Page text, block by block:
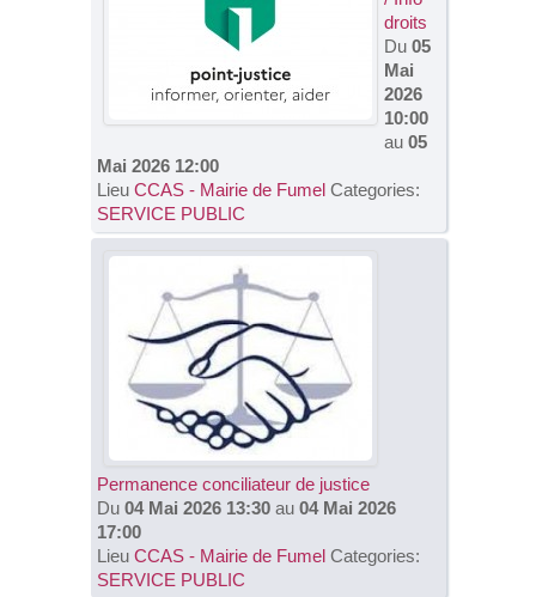
droits
Du 05
Mai
2026
10:00
au 05
Mai 2026 12:00
Lieu CCAS - Mairie de Fumel Categories:
SERVICE PUBLIC
Permanence conciliateur de justice
Du 04 Mai 2026 13:30 au 04 Mai 2026
17:00
Lieu CCAS - Mairie de Fumel Categories:
SERVICE PUBLIC